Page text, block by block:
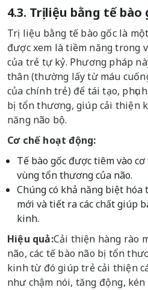
4.3. Trị liệu bằng tế bào
Trị liệu bằng tế bào gốc là
được xem là tiềm năng trong
của trẻ tự kỷ. Phương pháp
thân (thường lấy từ máu
của chính trẻ) để tái tạo, phục
bị tổn thương, giúp cải thiện
năng não bộ.
Cơ chế hoạt động:
Tế bào gốc được tiêm vào
vùng tổn thương của não.
Chúng có khả năng biệt
mới và tiết ra các chất giúp
kinh.
Hiệu quả:Cải thiện hàng rào
não, các tế bào não bị tổn
kinh từ đó giúp trẻ cải thiện
như chậm nói, tăng động, kén